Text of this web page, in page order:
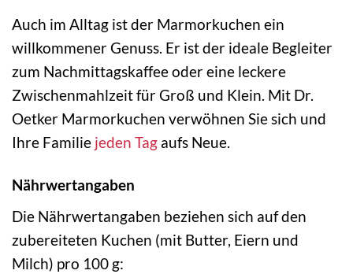
Auch im Alltag ist der Marmorkuchen ein
willkommener Genuss. Er ist der ideale Begleiter
zum Nachmittagskaffee oder eine leckere
Zwischenmahlzeit für Groß und Klein. Mit Dr.
Oetker Marmorkuchen verwöhnen Sie sich und
Ihre Familie jeden Tag aufs Neue.
Nährwertangaben
Die Nährwertangaben beziehen sich auf den
zubereiteten Kuchen (mit Butter, Eiern und
Milch) pro 100 g: